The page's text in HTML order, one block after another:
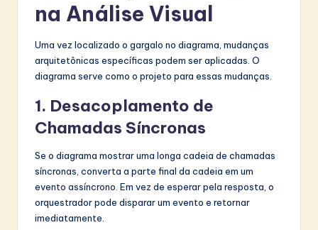
na Análise Visual
Uma vez localizado o gargalo no diagrama, mudanças
arquitetônicas específicas podem ser aplicadas. O
diagrama serve como o projeto para essas mudanças.
1. Desacoplamento de
Chamadas Síncronas
Se o diagrama mostrar uma longa cadeia de chamadas
síncronas, converta a parte final da cadeia em um
evento assíncrono. Em vez de esperar pela resposta, o
orquestrador pode disparar um evento e retornar
imediatamente.